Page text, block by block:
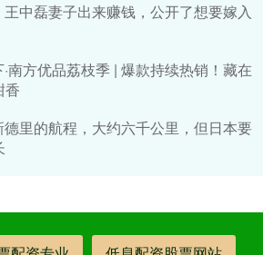
中磊妻子出来赚钱，公开了想要嫁入
南方优品荔枝季 | 爆款持续热销！藏在
香
里的航程，大约六千公里，但日本要